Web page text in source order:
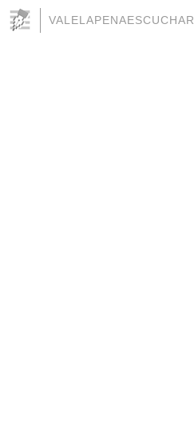
VALELAPENAESCUCHAR